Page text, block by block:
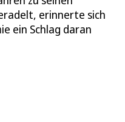
erinnerte sich
ein Schlag daran